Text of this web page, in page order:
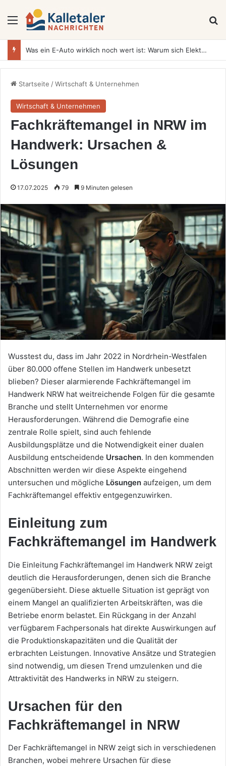
Menü
Was ein E-Auto wirklich noch wert ist: Warum sich Elektrofahrzeuge bei der Wertermittlung anders verhalten als Verbrenner
Startseite /Wirtschaft & Unternehmen
Wirtschaft & Unternehmen
Fachkräftemangel in NRW im
Handwerk: Ursachen &
Lösungen
17.07.2025 79 9 Minuten gelesen
Wusstest du, dass im Jahr 2022 in Nordrhein-Westfalen
über 80.000 offene Stellen im Handwerk unbesetzt
blieben? Dieser alarmierende Fachkräftemangel im
Handwerk NRW hat weitreichende Folgen für die gesamte
Branche und stellt Unternehmen vor enorme
Herausforderungen. Während die Demografie eine
zentrale Rolle spielt, sind auch fehlende
Ausbildungsplätze und die Notwendigkeit einer dualen
Ausbildung entscheidende Ursachen. In den kommenden
Abschnitten werden wir diese Aspekte eingehend
untersuchen und mögliche Lösungen aufzeigen, um dem
Fachkräftemangel effektiv entgegenzuwirken.
Einleitung zum
Fachkräftemangel im Handwerk
Die Einleitung Fachkräftemangel im Handwerk NRW zeigt
deutlich die Herausforderungen, denen sich die Branche
gegenübersieht. Diese aktuelle Situation ist geprägt von
einem Mangel an qualifizierten Arbeitskräften, was die
Betriebe enorm belastet. Ein Rückgang in der Anzahl
verfügbarem Fachpersonals hat direkte Auswirkungen auf
die Produktionskapazitäten und die Qualität der
erbrachten Leistungen. Innovative Ansätze und Strategien
sind notwendig, um diesen Trend umzulenken und die
Attraktivität des Handwerks in NRW zu steigern.
Ursachen für den
Fachkräftemangel in NRW
Der Fachkräftemangel in NRW zeigt sich in verschiedenen
Branchen, wobei mehrere Ursachen für diese